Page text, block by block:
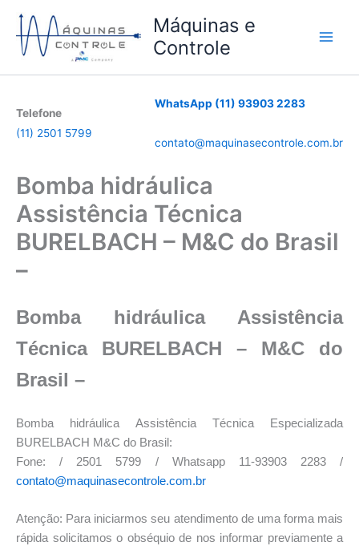
para
Máquinas e
Controle
Telefone
(11) 2501 5799
WhatsApp (11) 93903 2283
contato@maquinasecontrole.com.br
Bomba hidráulica
Assistência Técnica
BURELBACH – M&C do Brasil
–
Bomba hidráulica Assistência
Técnica BURELBACH – M&C do
Brasil –
Bomba hidráulica Assistência Técnica Especializada
BURELBACH M&C do Brasil:
Fone: / 2501 5799 / Whatsapp 11-93903 2283 /
contato@maquinasecontrole.com.br
Atenção: Para iniciarmos seu atendimento de uma forma mais
rápida solicitamos o obséquio de nos informar previamente a